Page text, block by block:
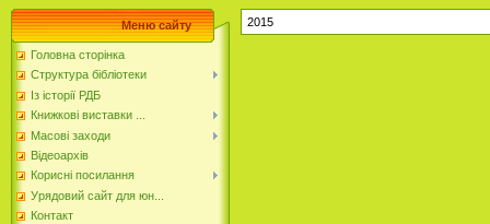
Меню сайту
Головна сторінка
Структура бібліотеки
Із історії РДБ
Книжкові виставки ...
Масові заходи
Відеоархів
Корисні посилання
Урядовий сайт для юн...
Контакт
2015